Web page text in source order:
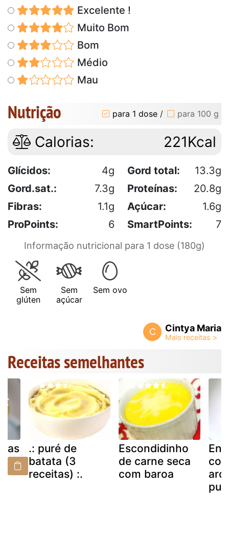
Excelente !
Muito Bom
Bom
Médio
Mau
Nutrição para 1 dose / para 100 g
Calorias: 221Kcal
Glícidos: 4g Gord total:
13.3g
Gord.sat.:
7.3g Proteínas:
20.8g
Fibras:
1.1g Açúcar:
1.6g
ProPoints:
6 SmartPoints: 7
Informação nutricional para 1 dose (180g)
Sem
glúten
Sem
açúcar
Sem ovo
C Cintya Maria
Receitas semelhantes
.: puré de
batata (3
receitas) :.
Escondidinho
de carne seca
com baroa